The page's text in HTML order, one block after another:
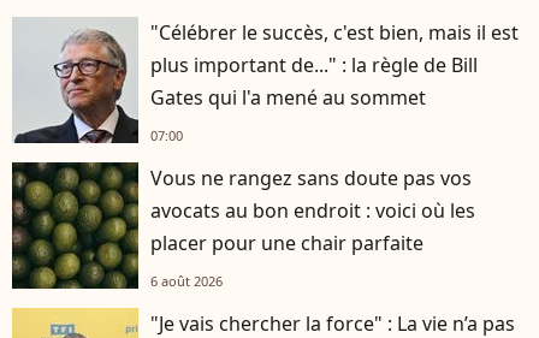
"Célébrer le succès, c'est bien, mais il est
plus important de..." : la règle de Bill
Gates qui l'a mené au sommet
07:00
Vous ne rangez sans doute pas vos
avocats au bon endroit : voici où les
placer pour une chair parfaite
6 août 2026
"Je vais chercher la force" : La vie n’a pas